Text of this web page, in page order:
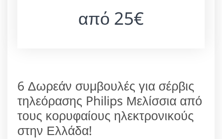
από 25€
6 Δωρεάν συμβουλές για σέρβις
τηλεόρασης Philips Μελίσσια από
τους κορυφαίους ηλεκτρονικούς
στην Ελλάδα!